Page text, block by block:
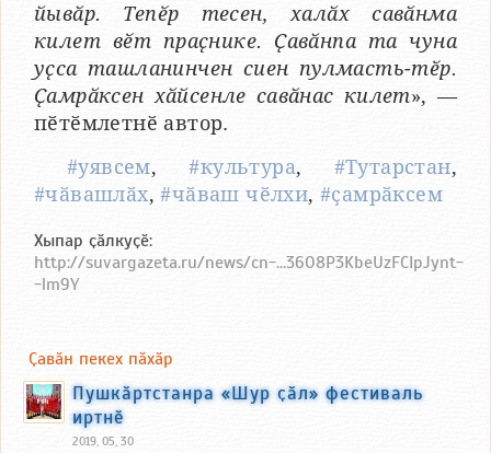
йывӑр. Тепӗр тесен, халӑх савӑнма
килет вӗт праҫнике. Ҫавӑнпа та чуна
уҫса ташланинчен сиен пулмасть-тӗр.
Ҫамрӑксен хӑйсенле савӑнас килет», —
пӗтӗмлетнӗ автор.
#уявсем,#культура, #Тутарстан,
#чӑвашлӑх,#чӑваш чӗлхи,#ҫамрӑксем
Хыпар ҫӑлкуҫӗ:
http://suvargazeta.ru/news/cn-...36O8P3KbeUzFCIpJynt-
-lm9Y
Ҫавӑн пекех пӑхӑр
Пушкӑртстанра «Шур ҫӑл» фестиваль
иртнӗ
2019, 05, 30